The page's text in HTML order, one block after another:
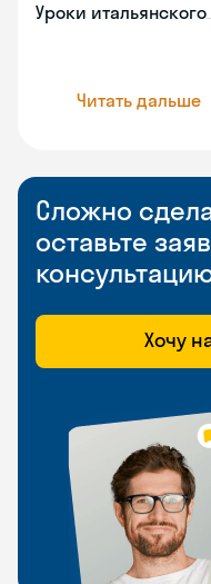
Уроки итальянского
Читать дальше
Сложно
оставьте
Хочу